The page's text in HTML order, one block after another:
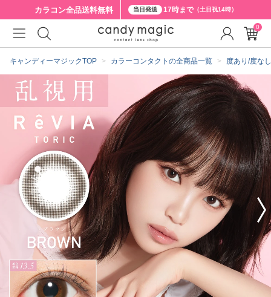
カラコン全品送料無料 当日発送 17時まで（土日祝14時）
キャンディーマジックTOP カラーコンタクトの全商品一覧 度あり/度な
0
クーポン詳細